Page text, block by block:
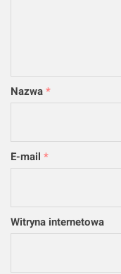
Nazwa*
E-mail *
Witryna internetowa